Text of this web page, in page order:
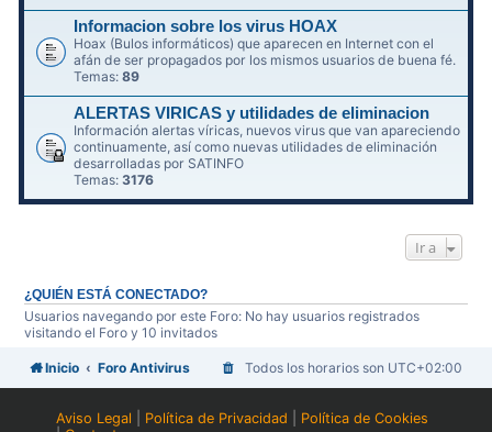
Informacion sobre los virus HOAX
Hoax (Bulos informáticos) que aparecen en Internet con el
afán de ser propagados por los mismos usuarios de buena fé.
Temas:89
ALERTAS VIRICAS y utilidades de eliminacion
Información alertas víricas, nuevos virus que van apareciendo
continuamente, así como nuevas utilidades de eliminación
desarrolladas por SATINFO
Temas:3176
Ir a
¿QUIÉN ESTÁ CONECTADO?
Usuarios navegando por este Foro: No hay usuarios registrados
visitando el Foro y 10 invitados
Inicio Foro Antivirus Todos los horarios son UTC+02:00
Aviso Legal Política de Privacidad
Política de Cookies